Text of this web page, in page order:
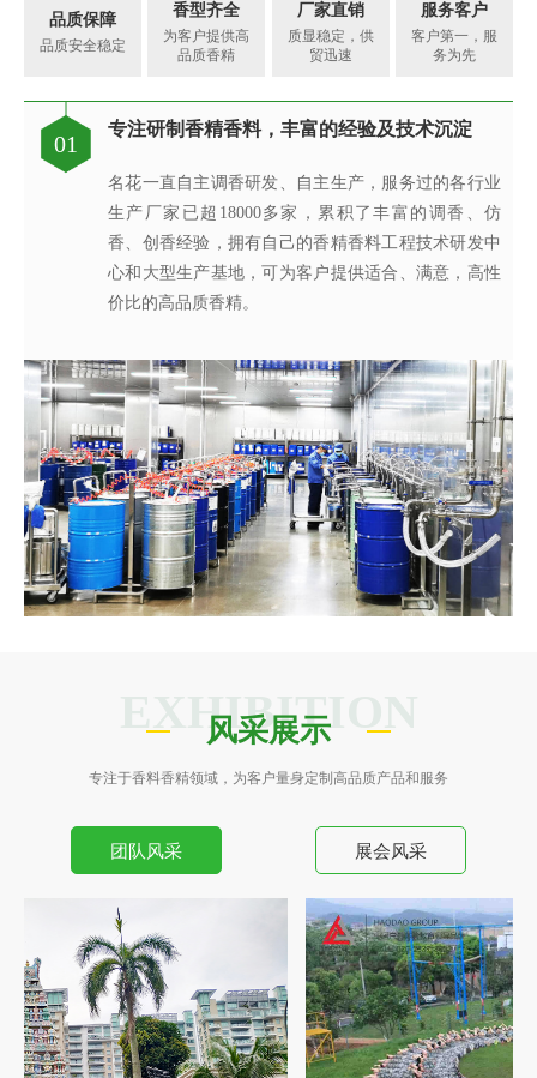
品质保障
品质安全稳定
香型齐全
为客户提供高
品质香精
厂家直销
质显稳定，供
贸迅速
服务客户
客户第一，服
务为先
01
专注研制香精香料，丰富的经验及技术沉淀
名花一直自主调香研发、自主生产，服务过的各行业
生产厂家已超18000多家，累积了丰富的调香、仿
香、创香经验，拥有自己的香精香料工程技术研发中
心和大型生产基地，可为客户提供适合、满意，高性
价比的高品质香精。
02
香精香料工程技术研究中心，可满足客户不同
名花凝聚了一支博士专家组成的创新团队，与国内多
所院校建立起产、学、研合作，获得发明专利19项，
承担有国家、省、市级科技创新项目5项，已建成广
东省香精香料工程技术研究中心。
03
每一味香皆是调香师对香味的极致追求
创香是建立在大量应用研究与体验感受，集科学与艺
术于一体的创造性活动。名花调香师感知生活的美
好，捕捉灵感的瞬间，感受香之魂与香之韵，研发创
造出令人愉悦的香精香料产品；同时在保证安全、稳
定、健康的条件下，每一味香皆是名花调香师对香味
04
针对客户的要求提供相应的香精应用服务
名花的应用及技术服务中心，汇聚了多位优秀的技术
工程师从事香精香料在各类产品中的开发应用，同
时，名花也积极参与客户的产品研究与开发过程，针
对客户的要求提供相应的香精应用服务，协助我们客
户的新品开发提供具有更高效率、更高质量的技术服
05
完善的质量管理体系、先进的检验设备
名花质量保证体系由多位工作严谨、经验丰富的检验
技术人员组成，基于高素质的质量管理团队、完善的
质量管理体系、先进的检验检测设备，我们从原料、
半成品到成品的全流程有效监控，确保了产品稳定性
和安全性。
06
专注研制香精香料，丰富的经验及技术沉淀
名花一直自主调香研发、自主生产，服务过的各行业
生产厂家已超18000多家，累积了丰富的调香、仿
香、创香经验，拥有自己的香精香料工程技术研发中
心和大型生产基地，可为客户提供适合、满意，高性
价比的高品质香精。
07
现代化高标准香精生产基地
名花斥巨资在广东省清远市建成新的高标准香精生产
基地，配置有先进的现代化香精生产线，目前年产量
达8000吨以上，为名花强大稳定的供货能力及远超出
同行业的交货速度奠定了坚实的基础，稳定持续地为
厂商提供高品质香精!
08
真心酿香味 芬芳传五洲
名花公司之所以能在业务上发展迅速，很大程度是我
们从客户的角度着想，不断满足客户对提高其产品质
量以及缩短交货期的需求，对于客户的紧急要求，公
司启动应急机制并发挥遍布全球88个销售服务网点的
专业高效优势，及时解决客户之急。
EXHIBITION
风采展示
专注于香料香精领域，为客户量身定制高品质产品和服务
团队风采 展会风采